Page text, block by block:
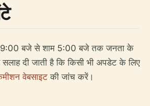
9:00 बजे से शाम 5:00 बजे तक जनता के
दी जाती है कि किसी भी अपडेट के लिए
वेबसाइट की जांच करें।